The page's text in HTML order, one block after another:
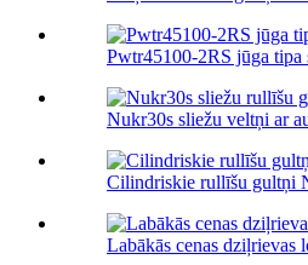
Pwtr45100-2RS jūga
Nukr30s sliežu veltņi ar
Cilindriskie rullīšu gultņi
Labākās cenas dziļrievas